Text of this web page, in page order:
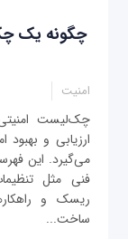
چگونه یک
امنیت
چک‌لیست
ارزیابی و
می‌گیرد. این
فنی مثل
ریسک و
ساخت...